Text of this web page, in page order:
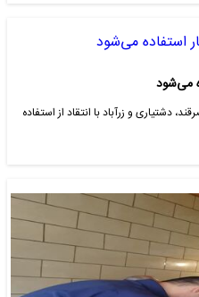
دشتیاری و زرآباد با انتقاد از استفاده